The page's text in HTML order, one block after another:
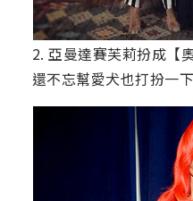
2. 亞曼達賽芙莉扮成【
還不忘幫愛犬也打扮一